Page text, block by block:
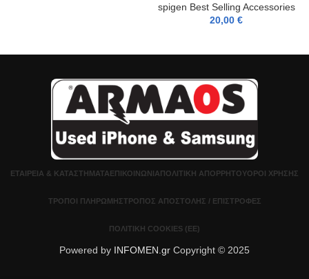
spigen Best Selling Accessories
20,00€
ΕΤΑΙΡΕΊΑ & ΚΑΤΑΣΤΉΜΑΤΑΕΠΙΚΟΙΝΩΝΊΑΠΟΛΙΤΙΚΉ ΑΠΟΡΡΉΤΟΥΌΡΟΙ ΧΡΉΣΗΣ
ΤΡΌΠΟΙ ΠΛΗΡΩΜΉΣΤΡΌΠΟΣ ΑΠΟΣΤΟΛΉΣ / ΕΠΙΣΤΡΟΦΈΣ
ΠΟΛΙΤΙΚΉ COOKIES (ΕΕ)
Powered by INFOMEN.gr Copyright © 2025